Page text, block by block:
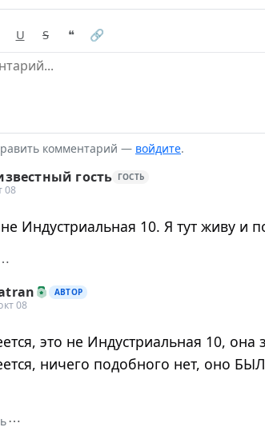
U S ❝ 🔗
комментарий — войдите.
гость ГОСТЬ
08
Индустриальная 10. Я тут живу и
АВТОР
08
это не Индустриальная 10,
ничего подобного нет, оно
⋯